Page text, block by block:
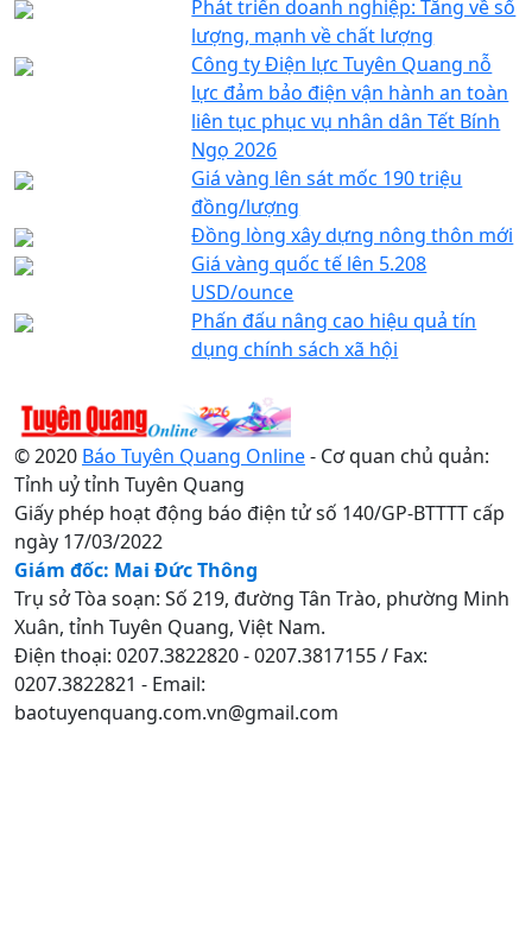
Phát triển doanh nghiệp: Tăng về số
lượng, mạnh về chất lượng
Công ty Điện lực Tuyên Quang nỗ
lực đảm bảo điện vận hành an toàn
liên tục phục vụ nhân dân Tết Bính
Ngọ 2026
Giá vàng lên sát mốc 190 triệu
đồng/lượng
Đồng lòng xây dựng nông thôn mới
Giá vàng quốc tế lên 5.208
USD/ounce
Phấn đấu nâng cao hiệu quả tín
dụng chính sách xã hội
© 2020 Báo Tuyên Quang Online- Cơ quan chủ quản:
Tỉnh uỷ tỉnh Tuyên Quang
Giấy phép hoạt động báo điện tử số 140/GP-BTTTT cấp
ngày 17/03/2022
Giám đốc: Mai Đức Thông
Trụ sở Tòa soạn: Số 219, đường Tân Trào, phường Minh
Xuân, tỉnh Tuyên Quang, Việt Nam.
Điện thoại: 0207.3822820 - 0207.3817155 / Fax:
0207.3822821 - Email:
baotuyenquang.com.vn@gmail.com